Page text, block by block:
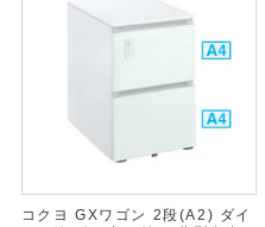
コクヨ GXワゴン 2段(A2) ダイ